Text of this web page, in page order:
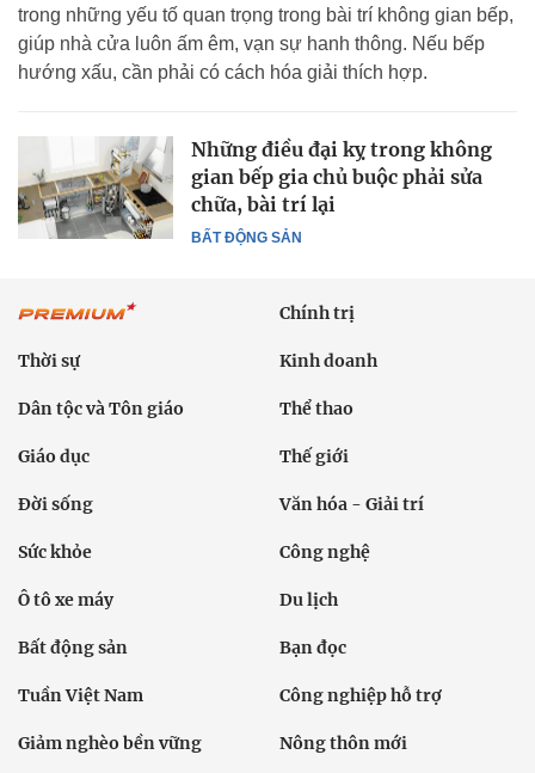
trong những yếu tố quan trọng trong bài trí không gian bếp,
giúp nhà cửa luôn ấm êm, vạn sự hanh thông. Nếu bếp
hướng xấu, cần phải có cách hóa giải thích hợp.
BẤT ĐỘNG SẢN
Những điều đại kỵ trong không
gian bếp gia chủ buộc phải sửa
chữa, bài trí lại
Chính trị
Thời sự Kinh doanh
Dân tộc và Tôn giáo Thể thao
Giáo dục Thế giới
Đời sống Văn hóa - Giải trí
Sức khỏe Công nghệ
Ô tô xe máy Du lịch
Bất động sản Bạn đọc
Tuần Việt Nam Công nghiệp hỗ trợ
Giảm nghèo bền vững Nông thôn mới